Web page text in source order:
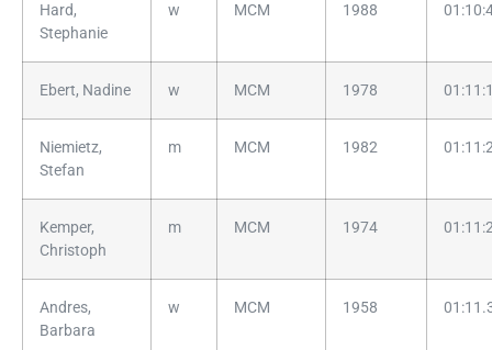
Hard,
Stephanie
w MCM 1988
Ebert, Nadine w MCM 1978
Niemietz,
Stefan
m MCM 1982
Kemper,
Christoph
m MCM 1974
Andres,
Barbara
w MCM 1958